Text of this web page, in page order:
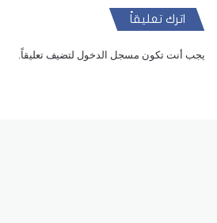
اترك تعليقاً
يجب أنت تكون مسجل الدخول لتضيف تعليقاً.